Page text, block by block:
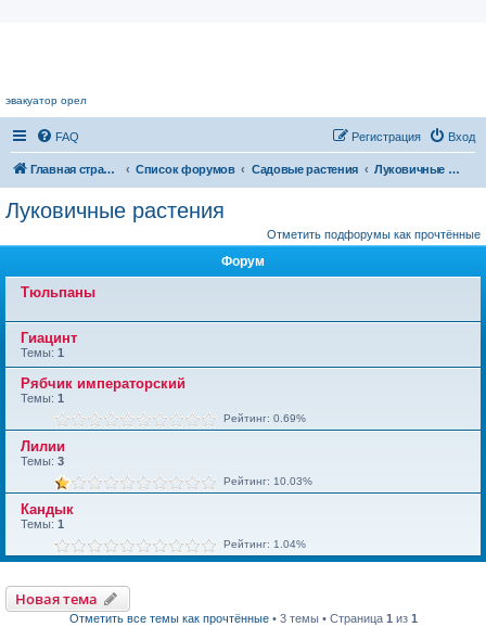
эвакуатор орел
FAQ Вход
Регистрация
Главная страница Список форумов Садовые растения Луковичные растения
Луковичные растения
Отметить подфорумы как прочтённые
Форум
Тюльпаны
Гиацинт
Темы: 1
Рябчик императорский
Темы: 1
Рейтинг: 0.69%
Лилии
Темы: 3
Рейтинг: 10.03%
Кандык
Темы: 1
Рейтинг: 1.04%
Новая тема
Отметить все темы как прочтённые• 3 темы • Страница 1 из 1